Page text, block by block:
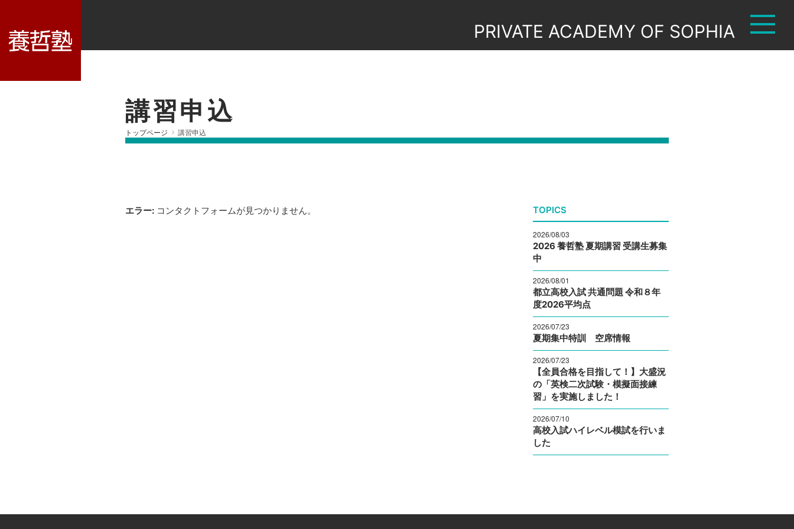
PRIVATE ACADEMY OF SOPHIA
講習申込
トップページ 講習申込
エラー: コンタクトフォームが見つかりません。 TOPICS
2026/08/03
2026 養哲塾 夏期講習 受講生募集
中
2026/08/01
都立高校入試 共通問題 令和８年
度2026平均点
2026/07/23
夏期集中特訓 空席情報
2026/07/23
【全員合格を目指して！】大盛況
の「英検二次試験・模擬面接練
習」を実施しました！
2026/07/10
高校入試ハイレベル模試を行いま
した